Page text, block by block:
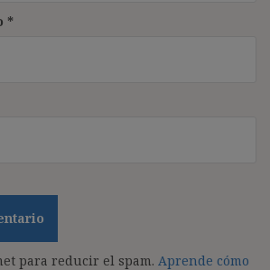
*
para reducir el spam. Aprende cómo